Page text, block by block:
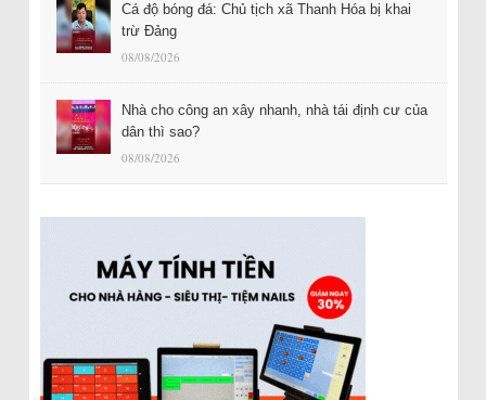
Cá độ bóng đá: Chủ tịch xã Thanh Hóa bị khai
trừ Đảng
08/08/2026
Nhà cho công an xây nhanh, nhà tái định cư của
dân thì sao?
08/08/2026